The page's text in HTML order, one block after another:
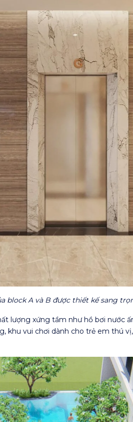
block A và B được thiết kế sang
lượng xứng tầm như hồ bơi nước
khu vui chơi dành cho trẻ em thú